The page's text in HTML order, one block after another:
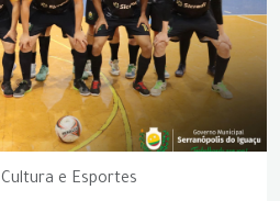
e Esportes